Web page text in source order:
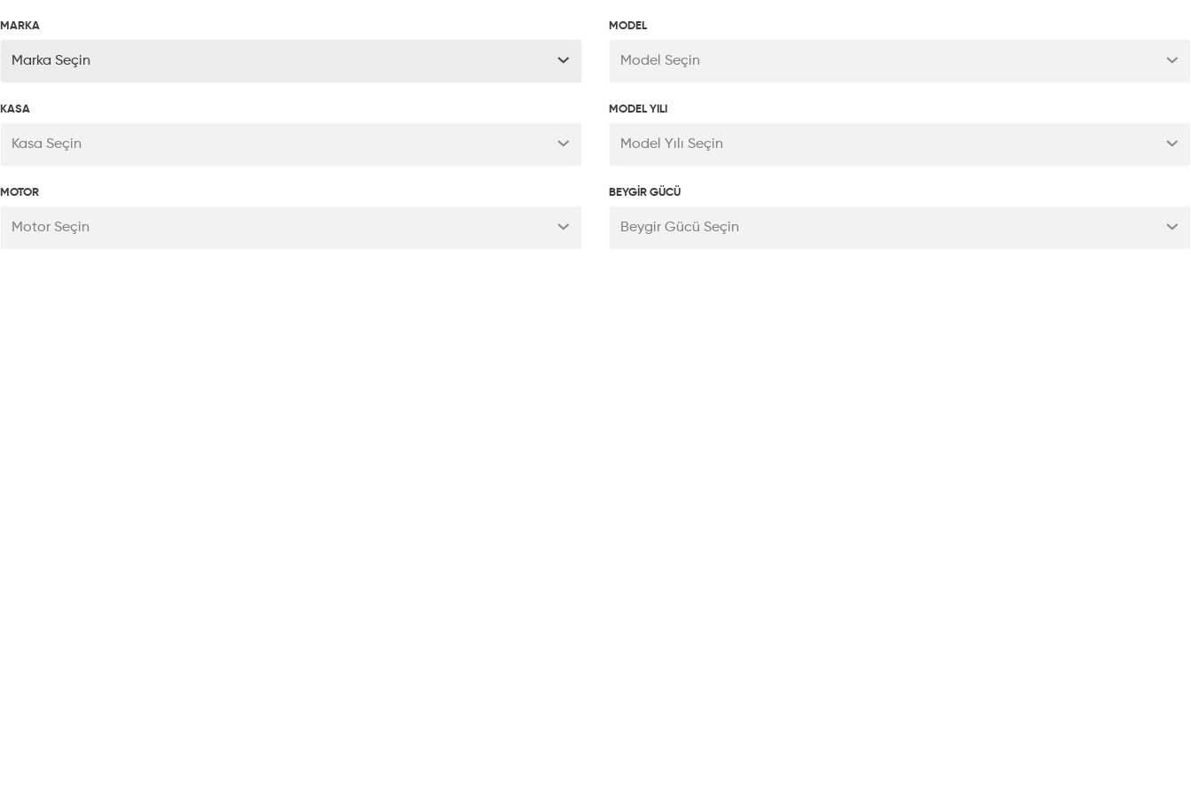
MARKA
Marka Seçin
MODEL
Model Seçin
KASA
Kasa Seçin
MODEL YILI
Model Yılı Seçin
MOTOR
Motor Seçin
BEYGİR GÜCÜ
Beygir Gücü Seçin